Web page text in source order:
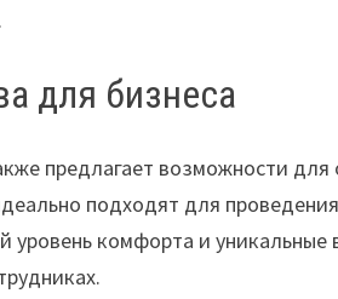
для бизнеса
предлагает возможности
подходят для
уровень комфорта и